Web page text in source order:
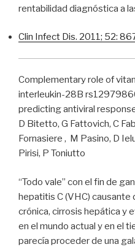
rentabilidad diagnóstica a
Clin Infect Dis. 2011; 52:
Complementary role of
interleukin-28B
predicting antiviral
D Bitetto, G Fattovich, C
Fornasiere , M Pasino, D
Pirisi, P Toniutto
“Todo vale” con el fin de
hepatitis C (VHC)
crónica, cirrosis hepática y
en el mundo actual y en el
parecía proceder de una